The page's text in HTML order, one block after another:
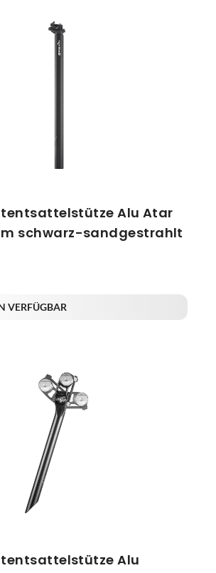
Alu Atar
schwarz-sandgestrahlt
VERFÜGBAR
Alu